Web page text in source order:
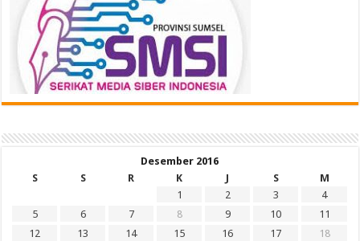
Desember 2016
S
S R K J S
M
1
2 3
4
5
6 7 8 9 10
11
12
13 14 15 16 17
18